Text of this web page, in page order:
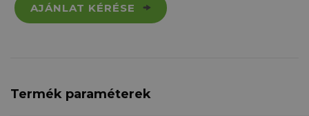
AJÁNLAT KÉRÉSE
Termék paraméterek